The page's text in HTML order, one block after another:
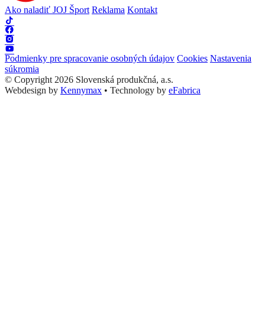
Ako naladiť JOJ Šport Reklama Kontakt
Podmienky pre spracovanie osobných údajov Cookies Nastavenia
súkromia
© Copyright 2026 Slovenská produkčná, a.s.
Webdesign by Kennymax • Technology by eFabrica